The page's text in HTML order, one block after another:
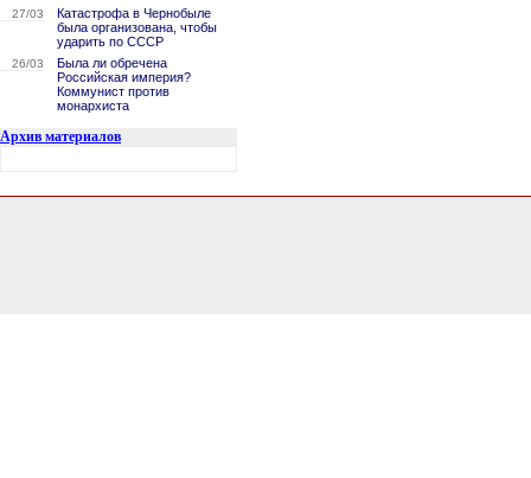
27/03
Катастрофа в Чернобыле
была организована, чтобы
ударить по СССР
26/03
Была ли обречена
Российская империя?
Коммунист против
монархиста
Архив материалов